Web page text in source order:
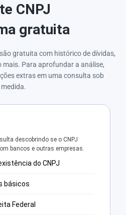
CNPJ
gratuita
gratuita com histórico de dívidas,
Para aprofundar a análise,
extras em uma consulta sob
medida.
descobrindo se o CNPJ
bancos e outras empresas.
do CNPJ
básicos
Federal